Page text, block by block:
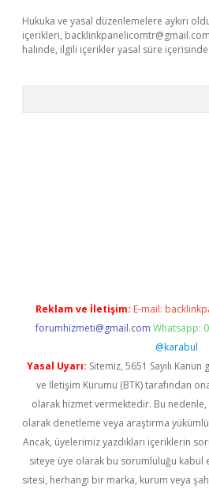
Hukuka ve yasal düzenlemelere aykırı
içerikleri, backlinkpanelicomtr@gmail.com
halinde, ilgili içerikler yasal süre içerisinde
Reklam ve İletişim: E-mail:
forumhizmeti@gmail.com Whatsapp:
@karabul
Yasal Uyarı: Sitemiz, 5651 Sayılı
ve İletişim Kurumu (BTK) tarafından
olarak hizmet vermektedir. Bu
olarak denetleme veya araştırma
Ancak, üyelerimiz yazdıkları içeriklerin
siteye üye olarak bu sorumluluğu kabul
sitesi, herhangi bir marka, kurum veya